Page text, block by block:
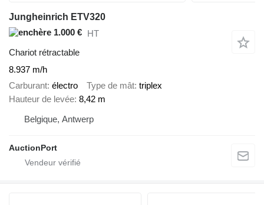
Jungheinrich ETV320
1.000 € HT
Chariot rétractable
8.937 m/h
Carburant électro Type de mât triplex
Hauteur de levée 8,42 m
Belgique, Antwerp
AuctionPort